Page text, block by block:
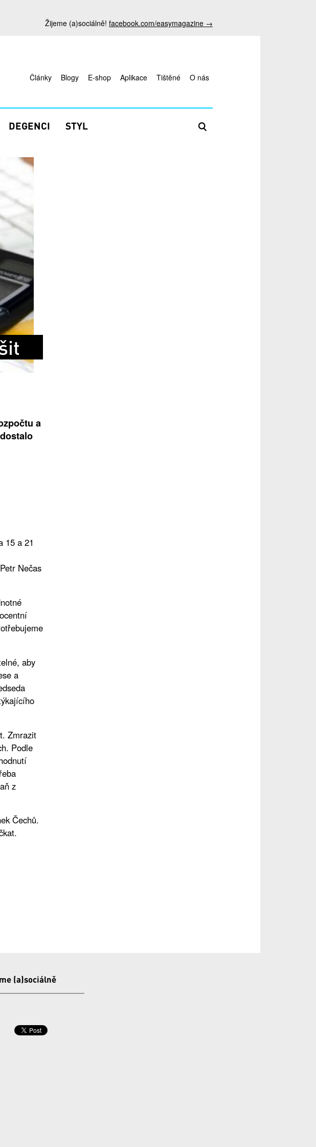
Žijeme (a)sociálně! facebook.com/easymagazine →
Články Blogy E-shop Aplikace Tištěné O nás
DEGENCI STYL
a
15 a 21
Nečas
aby
a
Zmrazit
Podle
z
Čechů.
(a)sociálně